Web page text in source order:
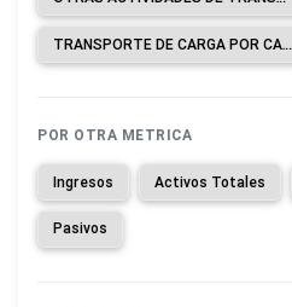
TRANSPORTE DE CARGA POR CARRETERA.
POR OTRA METRICA
Ingresos Activos Totales
Pasivos